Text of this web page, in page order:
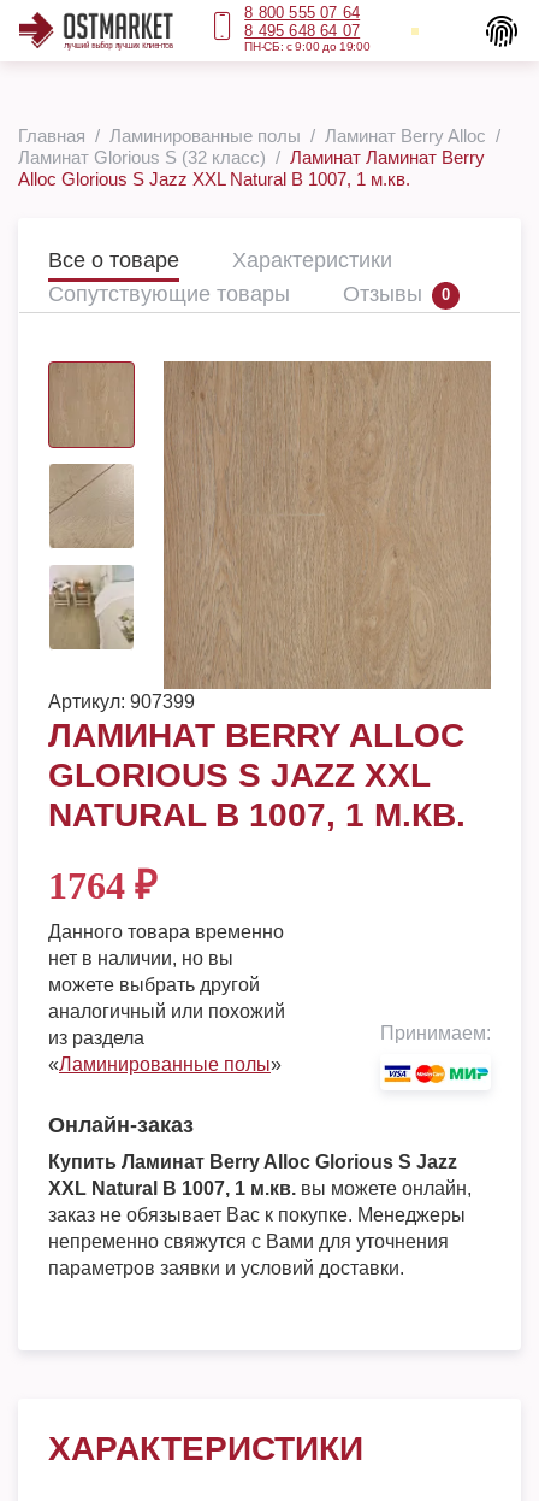
8 800 555 07 64
8 495 648 64 07
ПН-СБ: с 9:00 до 19:00
Главная Ламинированные полы
Ламинат Berry Alloc
Ламинат Glorious S (32 класс)
Ламинат Ламинат Berry
Alloc Glorious S Jazz XXL Natural B 1007, 1 м.кв.
Все о товаре
Характеристики
Сопутствующие товары
Отзывы 0
Артикул: 907399
ЛАМИНАТ BERRY ALLOC
GLORIOUS S JAZZ XXL
NATURAL B 1007, 1 М.КВ.
1764 ₽
Данного товара временно
нет в наличии, но вы
можете выбрать другой
аналогичный или похожий
из раздела
«Ламинированные полы»
Принимаем:
Онлайн-заказ
Купить Ламинат Berry Alloc Glorious S Jazz
XXL Natural B 1007, 1 м.кв. вы можете онлайн,
заказ не обязывает Вас к покупке. Менеджеры
непременно свяжутся с Вами для уточнения
параметров заявки и условий доставки.
ХАРАКТЕРИСТИКИ